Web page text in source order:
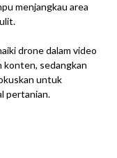
menjangkau area
drone dalam video
konten, sedangkan
untuk
pertanian.